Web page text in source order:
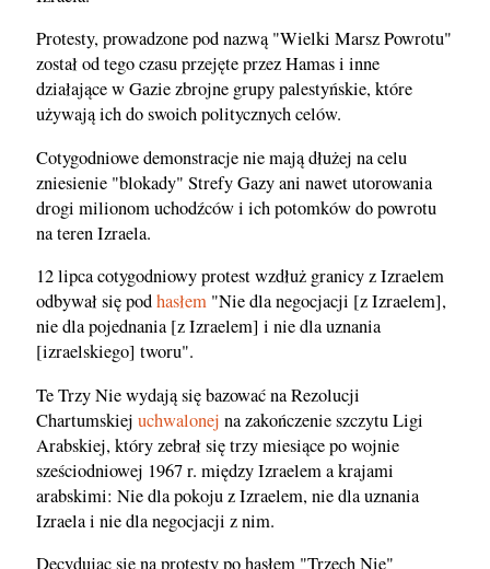
Protesty, prowadzone pod nazwą "Wielki Marsz Powrotu"
został od tego czasu przejęte przez Hamas i inne
działające w Gazie zbrojne grupy palestyńskie, które
używają ich do swoich politycznych celów.
Cotygodniowe demonstracje nie mają dłużej na celu
zniesienie "blokady" Strefy Gazy ani nawet utorowania
drogi milionom uchodźców i ich potomków do powrotu
na teren Izraela.
12 lipca cotygodniowy protest wzdłuż granicy z Izraelem
odbywał się podhasłem "Nie dla negocjacji [z Izraelem],
nie dla pojednania [z Izraelem] i nie dla uznania
[izraelskiego] tworu".
Te Trzy Nie wydają się bazować na Rezolucji
Chartumskiej uchwalonej na zakończenie szczytu Ligi
Arabskiej, który zebrał się trzy miesiące po wojnie
sześciodniowej 1967 r. między Izraelem a krajami
arabskimi: Nie dla pokoju z Izraelem, nie dla uznania
Izraela i nie dla negocjacji z nim.
Decydując się na protesty po hasłem "Trzech Nie"